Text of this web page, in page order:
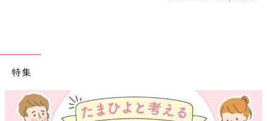
特集
【ワクチン接種できるものも】妊婦の感染症対策、知っておいて